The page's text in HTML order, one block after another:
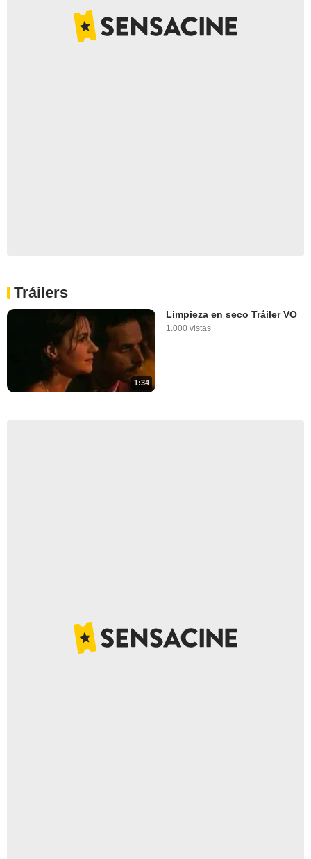
Tráilers
1:34
Limpieza en seco Tráiler VO
1.000 vistas